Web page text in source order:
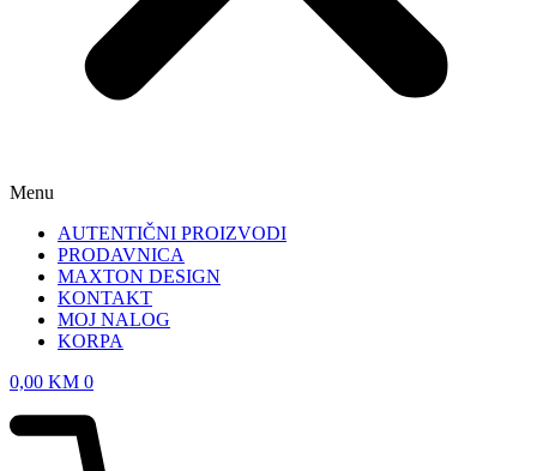
Menu
AUTENTIČNI PROIZVODI
PRODAVNICA
MAXTON DESIGN
KONTAKT
MOJ NALOG
KORPA
0,00 KM 0